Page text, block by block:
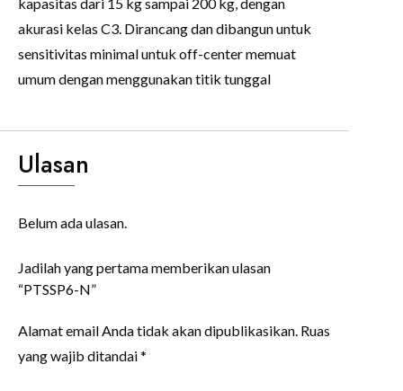
akurasi kelas C3. Dirancang dan dibangun untuk
sensitivitas minimal untuk off-center memuat
umum dengan menggunakan titik tunggal
Ulasan
Belum ada ulasan.
Jadilah yang pertama memberikan ulasan
“PTSSP6-N”
Alamat email Anda tidak akan dipublikasikan. Ruas
yang wajib ditandai*